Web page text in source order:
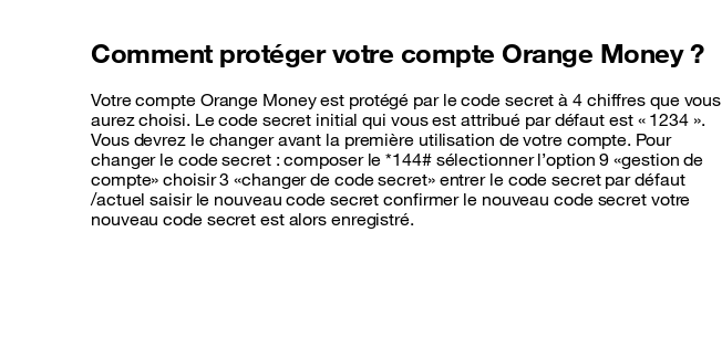
Comment protéger votre compte Orange Money ?
Votre compte Orange Money est protégé par le code secret à 4 chiffres que vous
aurez choisi. Le code secret initial qui vous est attribué par défaut est « 1234 ».
Vous devrez le changer avant la première utilisation de votre compte. Pour
changer le code secret : composer le *144# sélectionner l’option 9 «gestion de
compte» choisir 3 «changer de code secret» entrer le code secret par défaut
/actuel saisir le nouveau code secret confirmer le nouveau code secret votre
nouveau code secret est alors enregistré.